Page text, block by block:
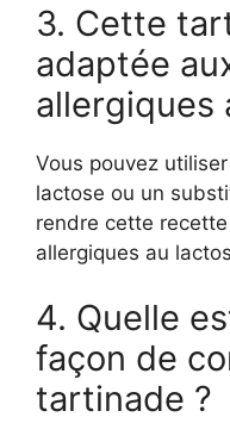
3. Cette
adaptée
allergiques
Vous pouvez
lactose ou un
rendre cette
allergiques au
4. Quelle
façon de
tartinade ?